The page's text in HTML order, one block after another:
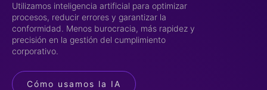
Utilizamos inteligencia artificial para optimizar
procesos, reducir errores y garantizar la
conformidad. Menos burocracia, más rapidez y
precisión en la gestión del cumplimiento
corporativo.
Cómo usamos la IA